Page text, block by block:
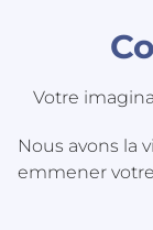
Votre
Nous avons la
emmener